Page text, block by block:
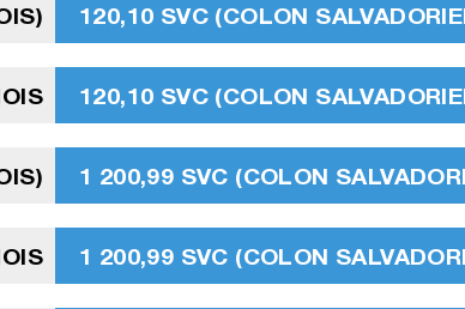
120,10 SVC (COLON
120,10 SVC (COLON
1 200,99 SVC (COLON
1 200,99 SVC (COLON